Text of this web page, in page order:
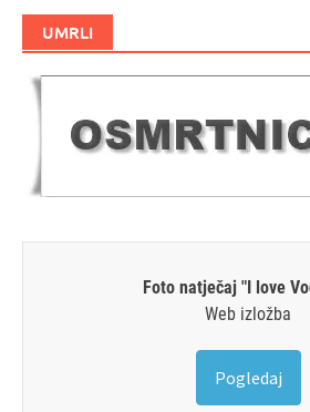
UMRLI
Foto natječaj "I love
Web izložba
Pogledaj